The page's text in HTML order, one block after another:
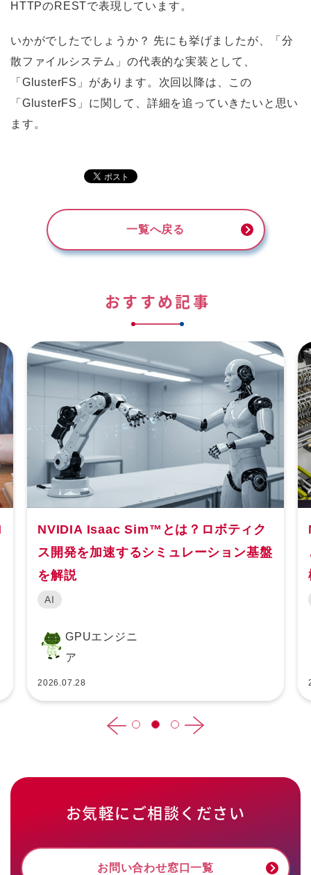
HTTPのRESTで表現しています。
いかがでしたでしょうか？ 先にも挙げましたが、「分
散ファイルシステム」の代表的な実装として、
「GlusterFS」があります。次回以降は、この
「GlusterFS」に関して、詳細を追っていきたいと思い
ます。
一覧へ戻る
おすすめ記事
NVIDIA Isaac Sim™とは？ロボティク
ス開発を加速するシミュレーション基盤
を解説
AI
GPUエンジニ
ア
2026.07.28
お気軽にご相談ください
お問い合わせ窓口一覧